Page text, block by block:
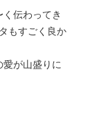
伝わってき
もすごく良か
愛が山盛りに